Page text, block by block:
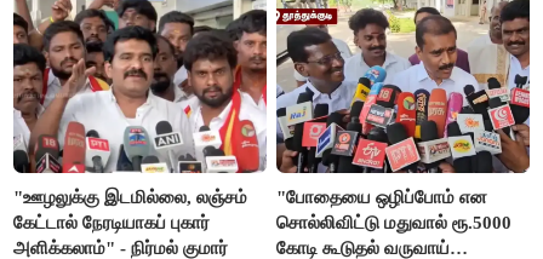
"ஊழலுக்கு இடமில்லை, லஞ்சம்
கேட்டால் நேரடியாகப் புகார்
அளிக்கலாம்" - நிர்மல் குமார்
"போதையை ஒழிப்போம் என
சொல்லிவிட்டு மதுவால் ரூ.5000
கோடி கூடுதல் வருவாய்